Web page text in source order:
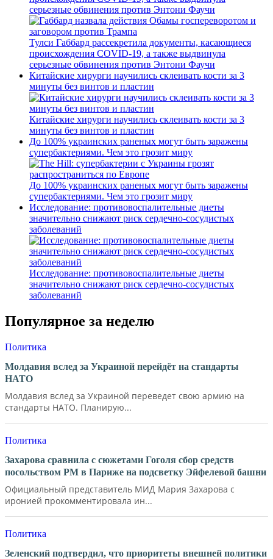
серьезные обвинения против Энтони Фаучи
Тулси Габбард рассекретила документы, касающиеся
происхождения COVID-19, а также выдвинула
серьезные обвинения против Энтони Фаучи
Китайские хирурги научились склеивать кости за 3
минуты без винтов и пластин
Китайские хирурги научились склеивать кости за 3
минуты без винтов и пластин
До 100% украинских раненых могут быть заражены
супербактериями. Чем это грозит миру
До 100% украинских раненых могут быть заражены
супербактериями. Чем это грозит миру
Исследование: противовоспалительные диеты
значительно снижают риск сердечно-сосудистых
заболеваний
Исследование: противовоспалительные диеты
значительно снижают риск сердечно-сосудистых
заболеваний
Популярное за неделю
Политика
Молдавия вслед за Украиной перейдёт на стандарты
НАТО
Молдавия вслед за Украиной переведет свою армию на
стандарты НАТО. Планирую...
Политика
Захарова сравнила с сюжетами Гоголя сбор средств
посольством РМ в Париже на подсветку Эйфелевой башни
Официальный представитель МИД Мария Захарова с
иронией прокомментировала ин...
Политика
Зеленский подтвердил, что приоритеты внешней политики